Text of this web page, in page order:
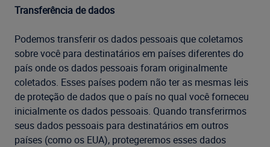
Transferência de dados
Podemos transferir os dados pessoais que coletamos
sobre você para destinatários em países diferentes do
país onde os dados pessoais foram originalmente
coletados. Esses países podem não ter as mesmas leis
de proteção de dados que o país no qual você forneceu
inicialmente os dados pessoais. Quando transferirmos
seus dados pessoais para destinatários em outros
países (como os EUA), protegeremos esses dados